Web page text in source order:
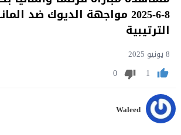
8-6-2025 مواجهة الديوك ضد
الترتيبية
8 يونيو 2025
1
0
Waleed